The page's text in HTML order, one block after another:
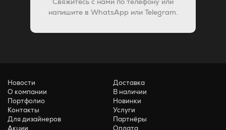
напишите в WhatsApp или Telegram.
Новости
О компании
Портфолио
Контакты
Для дизайнеров
Акции
Доставка
В наличии
Новинки
Услуги
Партнёры
Оплата